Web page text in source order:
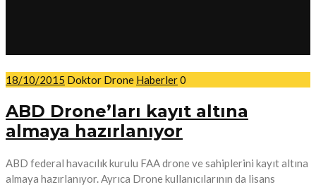
18/10/2015 Doktor Drone Haberler0
ABD Drone’ları kayıt altına
almaya hazırlanıyor
ABD federal havacılık kurulu FAA drone ve sahiplerini kayıt altına
almaya hazırlanıyor. Ayrıca Drone kullanıcılarının da lisans